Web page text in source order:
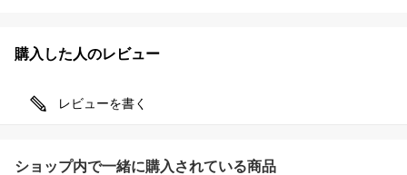
購入した人のレビュー
レビューを書く
ショップ内で一緒に購入されている商品